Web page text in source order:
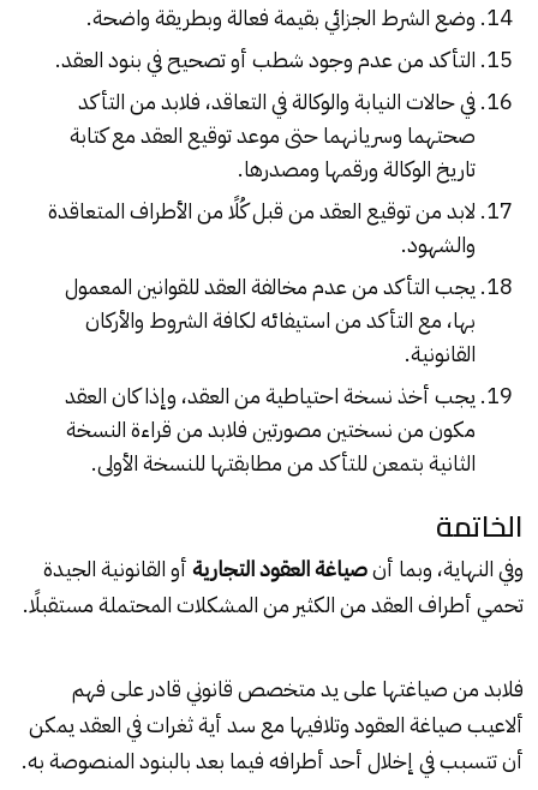
وضع الشرط الجزائي بقيمة فعالة وبطريقة واضحة.
التأكد من عدم وجود شطب أو تصحيح في بنود العقد.
في حالات النيابة والوكالة في التعاقد، فلابد من التأكد
صحتهما وسريانهما حتى موعد توقيع العقد مع كتابة
تاريخ الوكالة ورقمها ومصدرها.
لابد من توقيع العقد من قبل كُلًا من الأطراف المتعاقدة
والشهود.
يجب التأكد من عدم مخالفة العقد للقوانين المعمول
بها، مع التأكد من استيفائه لكافة الشروط والأركان
القانونية.
يجب أخذ نسخة احتياطية من العقد، وإذا كان العقد
مكون من نسختين مصورتين فلابد من قراءة النسخة
الثانية بتمعن للتأكد من مطابقتها للنسخة الأولى.
الخاتمة
وفي النهاية، وبما أنصياغة العقود التجاريةأو القانونية الجيدة
تحمي أطراف العقد من الكثير من المشكلات المحتملة مستقبلًا.
فلابد من صياغتها على يد متخصص قانوني قادر على فهم
ألاعيب صياغة العقود وتلافيها مع سد أية ثغرات في العقد يمكن
أن تتسبب في إخلال أحد أطرافه فيما بعد بالبنود المنصوصة به.